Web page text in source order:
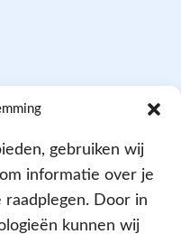
gebruiken wij
informatie over je
Door in
kunnen wij